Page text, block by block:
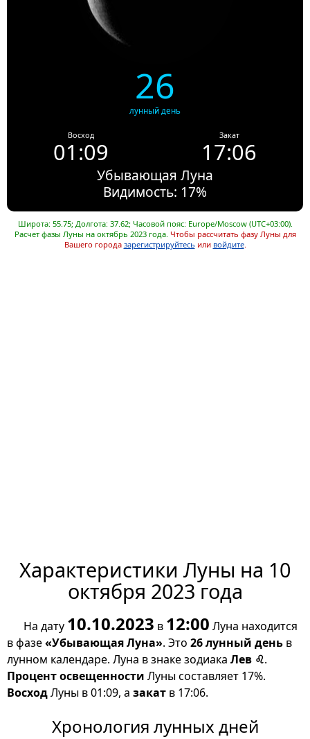
26
лунный день
Восход
01:09
Закат
17:06
Убывающая Луна
Видимость: 17%
Широта: 55.75; Долгота: 37.62; Часовой пояс: Europe/Moscow (UTC+03:00).
Расчет фазы Луны на октябрь 2023 года. Чтобы рассчитать фазу Луны для
Вашего города зарегистрируйтесь или войдите.
Характеристики Луны на 10
октября 2023 года
На дату 10.10.2023 в 12:00 Луна находится
в фазе«Убывающая Луна». Это 26 лунный день в
лунном календаре. Луна в знаке зодиака Лев ♌.
Процент освещенности Луны составляет 17%.
ВосходЛуны в 01:09, а закат в 17:06.
Хронология лунных дней